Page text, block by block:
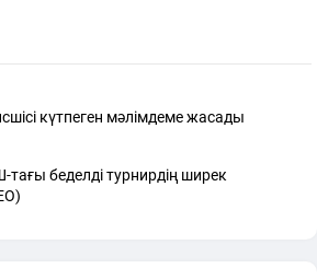
күтпеген мәлімдеме жасады
беделді турнирдің ширек